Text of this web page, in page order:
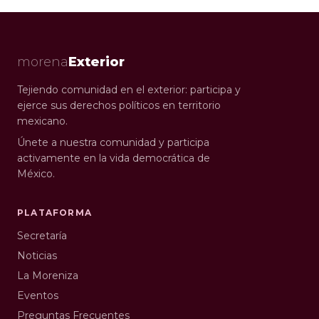
morenaExterior
Tejiendo comunidad en el exterior: participa y
ejerce sus derechos políticos en territorio
mexicano.
Únete a nuestra comunidad y participa
activamente en la vida democrática de
México.
PLATAFORMA
Secretaría
Noticias
La Moreniza
Eventos
Preguntas Frecuentes